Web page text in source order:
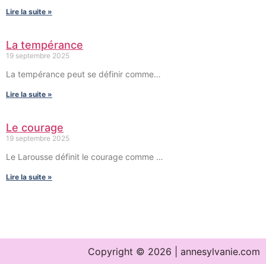
Lire la suite »
La tempérance
19 septembre 2025
La tempérance peut se définir comme…
Lire la suite »
Le courage
19 septembre 2025
Le Larousse définit le courage comme …
Lire la suite »
Copyright © 2026 | annesylvanie.com